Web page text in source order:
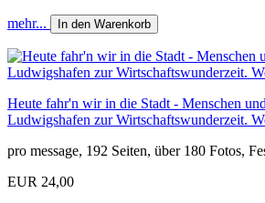
mehr... In den Warenkorb
Heute fahr'n wir in die Stadt - Menschen
Ludwigshafen zur Wirtschaftswunderzeit.
pro message, 192 Seiten, über 180 Fotos,
EUR 24,00